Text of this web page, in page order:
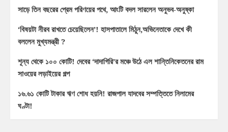
সাড়ে তিন বছরের প্রেম পরিণয়ের পথে, আংটি বদল সারলেন অনুভব-অনুষ্কা
‘বিষয়টা নীরব রাখতে চেয়েছিলেন’! হাসপাতালে মিঠুন,অভিনেতাকে দেখে কী
বললেন মুখ্যমন্ত্রী ?
শূন্য থেকে ১০০ কোটি! দেবের ‘দাদাগিরি’র মঞ্চে উঠে এল শান্তিনিকেতনের রাম
সাওয়ের লড়াইয়ের গল্প
১৬.৬১ কোটি টাকার ঋণ শোধ হয়নি! রাজপাল যাদবের সম্পত্তিতে নিলামের
ঘণ্টা!